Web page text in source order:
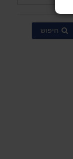
חיפוש